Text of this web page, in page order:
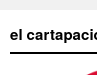
contenido
el